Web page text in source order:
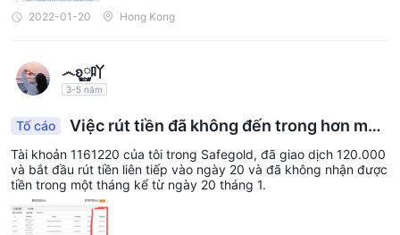
2022-01-20 Hong Kong
෴ʚ࿆吖
3-5 năm
Tố cáo
Việc rút tiền đã không đến trong hơn một
tháng và dịch vụ khách hàng liên tục trốn tránh v
à đôi khi không thể tìm thấy chúng
Tài khoản 1161220 của tôi trong Safegold, đã giao dịch 120.000
và bắt đầu rút tiền liên tiếp vào ngày 20 và đã không nhận được
tiền trong một tháng kể từ ngày 20 tháng 1.